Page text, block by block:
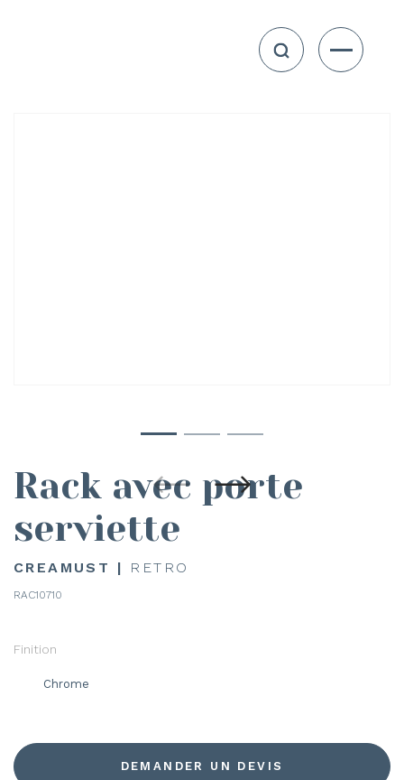
Rack avec porte
serviette
CREAMUST | RETRO
RAC10710
Finition
Chrome
DEMANDER UN DEVIS